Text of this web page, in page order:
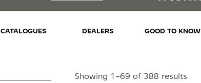
CATALOGUES DEALERS GOOD TO KNOW
Showing 1–69 of 388 results